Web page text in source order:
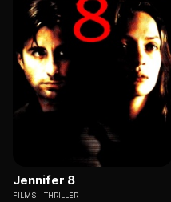
Jennifer 8
FILMS THRILLER